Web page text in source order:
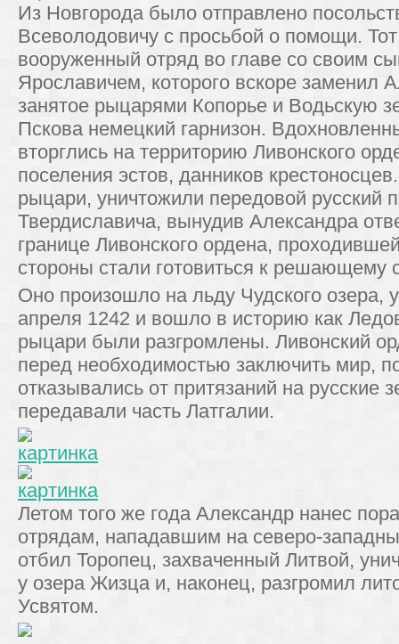
Из Новгорода было отправлено
Всеволодовичу с просьбой о помощи.
вооруженный отряд во главе со своим
Ярославичем, которого вскоре заменил
занятое рыцарями Копорье и Водьскую
Пскова немецкий гарнизон.
вторглись на территорию Ливонского
поселения эстов, данников
рыцари, уничтожили передовой русский
Твердиславича, вынудив Александра
границе Ливонского ордена,
стороны стали готовиться к решающему
Оно произошло на льду Чудского озера,
апреля 1242 и вошло в историю как
рыцари были разгромлены. Ливонский
перед необходимостью заключить мир,
отказывались от притязаний на русские
передавали часть Латгалии.
Летом того же года Александр нанес
отрядам, нападавшим на северо-
отбил Торопец, захваченный Литвой,
у озера Жизца и, наконец, разгромил
Усвятом.